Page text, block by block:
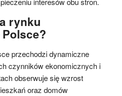
rynku
przechodzi dynamiczne
czynników ekonomicznych i
obserwuje się wzrost
oraz domów